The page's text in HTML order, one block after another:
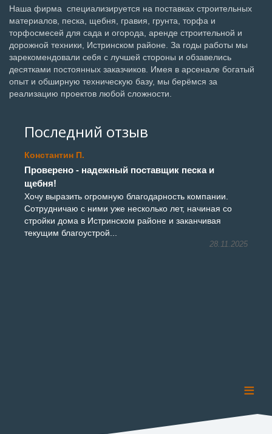
Наша фирма специализируется на поставках строительных
материалов, песка, щебня, гравия, грунта, торфа и
торфосмесей для сада и огорода, аренде строительной и
дорожной техники, Истринском районе. За годы работы мы
зарекомендовали себя с лучшей стороны и обзавелись
десятками постоянных заказчиков. Имея в арсенале богатый
опыт и обширную техническую базу, мы берёмся за
реализацию проектов любой сложности.
Последний отзыв
Константин П.
Проверено - надежный поставщик песка и
щебня!
Хочу выразить огромную благодарность компании.
Сотрудничаю с ними уже несколько лет, начиная со
стройки дома в Истринском районе и заканчивая
текущим благоустрой...
28.11.2025
≡